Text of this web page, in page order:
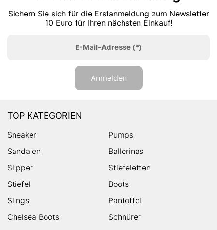
Sichern Sie sich für die Erstanmeldung zum Newsletter
10 Euro für Ihren nächsten Einkauf!
E-Mail-Adresse (*)
Anmelden
TOP KATEGORIEN
Sneaker
Pumps
Sandalen
Ballerinas
Slipper
Stiefeletten
Stiefel
Boots
Slings
Pantoffel
Chelsea Boots
Schnürer